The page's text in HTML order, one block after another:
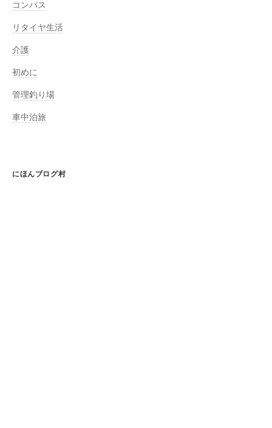
コンパス
リタイヤ生活
介護
初めに
管理釣り場
車中泊旅
にほんブログ村